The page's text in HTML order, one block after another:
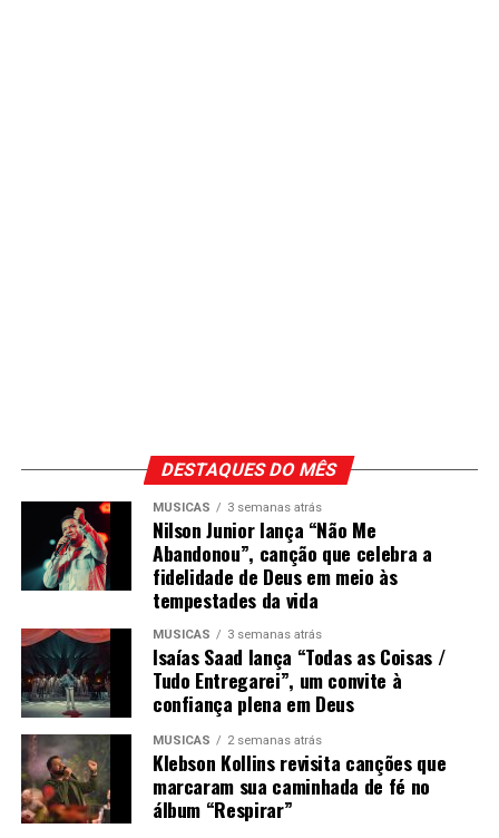
DESTAQUES DO MÊS
MÚSICAS 3 semanas atrás
Nilson Junior lança “Não Me
Abandonou”, canção que celebra a
fidelidade de Deus em meio às
tempestades da vida
MÚSICAS 3 semanas atrás
Isaías Saad lança “Todas as Coisas /
Tudo Entregarei”, um convite à
confiança plena em Deus
MÚSICAS 2 semanas atrás
Klebson Kollins revisita canções que
marcaram sua caminhada de fé no
álbum “Respirar”